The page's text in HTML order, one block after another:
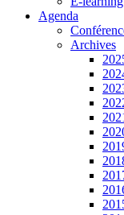
Agenda
Archives